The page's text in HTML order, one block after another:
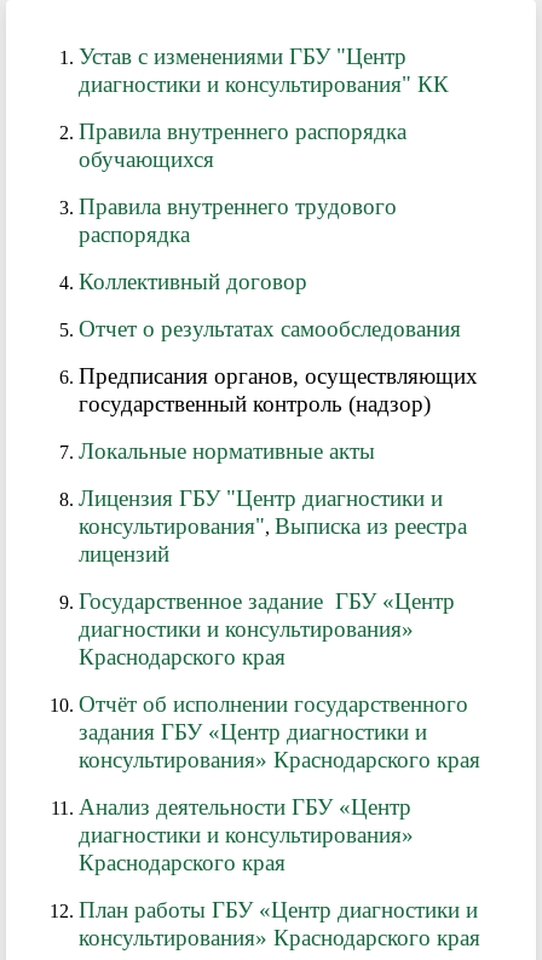
Устав с изменениями ГБУ "Центр
диагностики и консультирования" КК
Правила внутреннего распорядка
обучающихся
Правила внутреннего трудового
распорядка
Коллективный договор
Отчет о результатах самообследования
Предписания органов, осуществляющих
государственный контроль (надзор)
Локальные нормативные акты
Лицензия ГБУ "Центр диагностики и
консультирования", Выписка из реестра
лицензий
Государственное задание ГБУ «Центр
диагностики и консультирования»
Краснодарского края
Отчёт об исполнении государственного
задания ГБУ «Центр диагностики и
консультирования» Краснодарского края
Анализ деятельности ГБУ «Центр
диагностики и консультирования»
Краснодарского края
План работы ГБУ «Центр диагностики и
консультирования» Краснодарского края